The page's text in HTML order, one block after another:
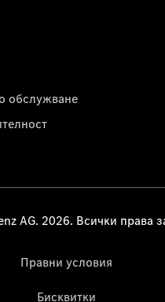
обслужване
AG. 2026. Всички права
Правни условия
Бисквитки